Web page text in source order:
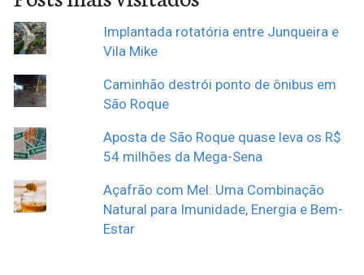
Implantada rotatória entre Junqueira e
Vila Mike
Caminhão destrói ponto de ônibus em
São Roque
Aposta de São Roque quase leva os R$
54 milhões da Mega-Sena
Açafrão com Mel: Uma Combinação
Natural para Imunidade, Energia e Bem-
Estar